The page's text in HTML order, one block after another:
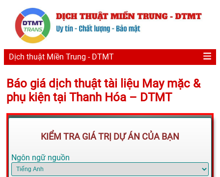
Dịch thuật Miền Trung - DTMT
Báo giá dịch thuật tài liệu May mặc &
phụ kiện tại Thanh Hóa – DTMT
KIỂM TRA GIÁ TRỊ DỰ ÁN CỦA BẠN
Ngôn ngữ nguồn